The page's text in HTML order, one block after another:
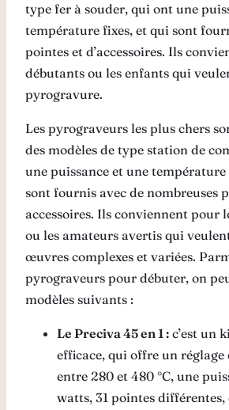
type fer à souder, qui ont une
température fixes, et qui sont
pointes et d’accessoires. Ils
débutants ou les enfants qui
pyrogravure.
Les pyrograveurs les plus chers
des modèles de type station de
une puissance et une
sont fournis avec de nombreuses
accessoires. Ils conviennent pour
ou les amateurs avertis qui
œuvres complexes et variées.
pyrograveurs pour débuter, on
modèles suivants :
Le Preciva 45 en 1 : c’est un
efficace, qui offre un
entre 280 et 480 °C, une
watts, 31 pointes différentes,